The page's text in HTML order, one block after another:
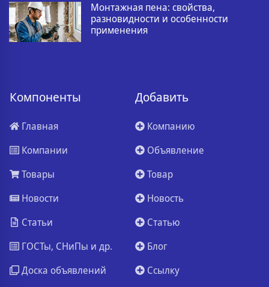
Монтажная пена: свойства,
разновидности и особенности
применения
Компоненты
Главная
Компании
Товары
Новости
Статьи
ГОСТы, СНиПы и др.
Доска объявлений
Добавить
Компанию
Объявление
Товар
Новость
Статью
Блог
Ссылку